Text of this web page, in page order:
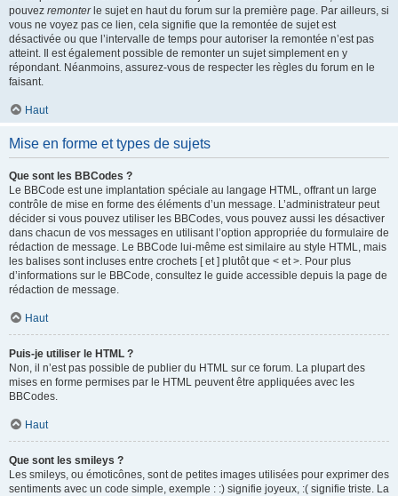
pouvez remonterle sujet en haut du forum sur la première page. Par ailleurs, si
vous ne voyez pas ce lien, cela signifie que la remontée de sujet est
désactivée ou que l’intervalle de temps pour autoriser la remontée n’est pas
atteint. Il est également possible de remonter un sujet simplement en y
répondant. Néanmoins, assurez-vous de respecter les règles du forum en le
faisant.
Haut
Mise en forme et types de sujets
Que sont les BBCodes ?
Le BBCode est une implantation spéciale au langage HTML, offrant un large
contrôle de mise en forme des éléments d’un message. L’administrateur peut
décider si vous pouvez utiliser les BBCodes, vous pouvez aussi les désactiver
dans chacun de vos messages en utilisant l’option appropriée du formulaire de
rédaction de message. Le BBCode lui-même est similaire au style HTML, mais
les balises sont incluses entre crochets [ et ] plutôt que < et >. Pour plus
d’informations sur le BBCode, consultez le guide accessible depuis la page de
rédaction de message.
Haut
Puis-je utiliser le HTML ?
Non, il n’est pas possible de publier du HTML sur ce forum. La plupart des
mises en forme permises par le HTML peuvent être appliquées avec les
BBCodes.
Haut
Que sont les smileys ?
Les smileys, ou émoticônes, sont de petites images utilisées pour exprimer des
sentiments avec un code simple, exemple : :) signifie joyeux, :( signifie triste. La